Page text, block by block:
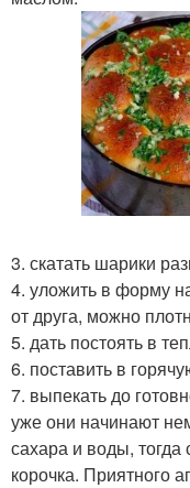
3. скатать шарики
4. уложить в форму
от друга, можно
5. дать постоять в
6. поставить в
7. выпекать до
уже они начинают
сахара и воды, тогда
корочка. Приятного